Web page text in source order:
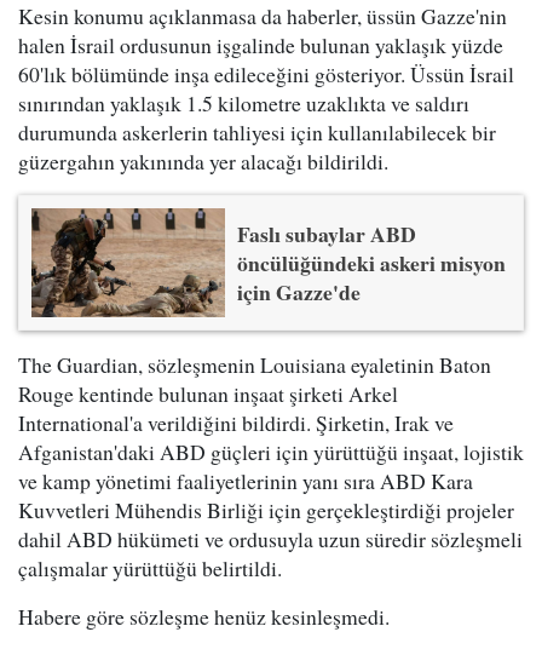
Kesin konumu açıklanmasa da haberler, üssün Gazze'nin
halen İsrail ordusunun işgalinde bulunan yaklaşık yüzde
60'lık bölümünde inşa edileceğini gösteriyor. Üssün İsrail
sınırından yaklaşık 1.5 kilometre uzaklıkta ve saldırı
durumunda askerlerin tahliyesi için kullanılabilecek bir
güzergahın yakınında yer alacağı bildirildi.
Faslı subaylar ABD
öncülüğündeki askeri misyon
için Gazze'de
The Guardian, sözleşmenin Louisiana eyaletinin Baton
Rouge kentinde bulunan inşaat şirketi Arkel
International'a verildiğini bildirdi. Şirketin, Irak ve
Afganistan'daki ABD güçleri için yürüttüğü inşaat, lojistik
ve kamp yönetimi faaliyetlerinin yanı sıra ABD Kara
Kuvvetleri Mühendis Birliği için gerçekleştirdiği projeler
dahil ABD hükümeti ve ordusuyla uzun süredir sözleşmeli
çalışmalar yürüttüğü belirtildi.
Habere göre sözleşme henüz kesinleşmedi.